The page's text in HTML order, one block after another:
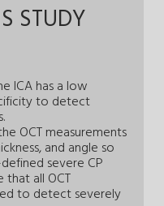
STUDY
ICA has a low
to detect
OCT measurements
and angle so
severe CP
that all OCT
to detect severely